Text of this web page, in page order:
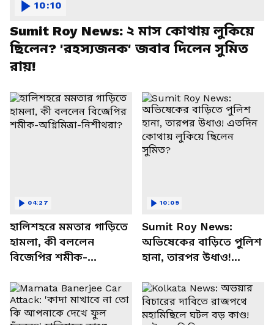
Sumit Roy News: ২ মাস কোথায় লুকিয়ে
ছিলেন? 'রহস্যজনক' জবাব দিলেন সুমিত
রায়!
10:10
হালিশহরে মমতার গাড়িতে
হামলা, কী বললেন
বিজেপির শমীক-
04:27
Sumit Roy News:
অভিষেকের বাড়িতে পুলিশ
হানা, তারপর উধাও!
ছিলেন সুমিত?
10:09